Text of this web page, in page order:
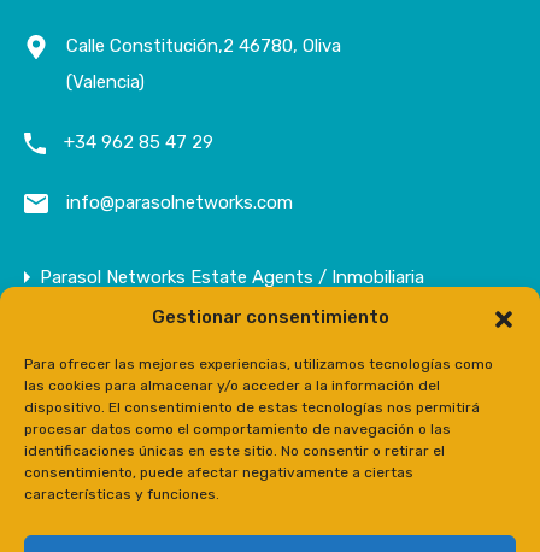
Gestionar consentimiento
Para ofrecer las mejores experiencias, utilizamos tecnologías como
las cookies para almacenar y/o acceder a la información del
dispositivo. El consentimiento de estas tecnologías nos permitirá
procesar datos como el comportamiento de navegación o las
identificaciones únicas en este sitio. No consentir o retirar el
consentimiento, puede afectar negativamente a ciertas
características y funciones.
Calle Constitución,2 46780, Oliva
(Valencia)
+34 962 85 47 29
info@parasolnetworks.com
Parasol Networks Estate Agents / Inmobiliaria
Inmuebles
Contacto
Prensa